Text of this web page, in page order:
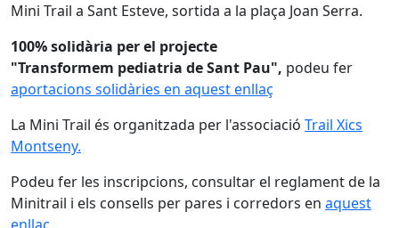
Mini Trail a Sant Esteve, sortida a la plaça Joan Serra.
100% solidària per el projecte
"Transformem pediatria de Sant Pau", podeu fer
aportacions solidàries en aquest enllaç
La Mini Trail és organitzada per l'associació Trail Xics
Montseny.
Podeu fer les inscripcions, consultar el reglament de la
Minitrail i els consells per pares i corredors en aquest